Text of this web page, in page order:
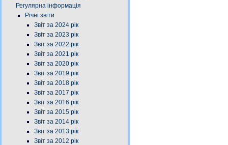
Регулярна інформація
Річні звіти
Звіт за 2024 рік
Звіт за 2023 рік
Звіт за 2022 рік
Звіт за 2021 рік
Звіт за 2020 рік
Звіт за 2019 рік
Звіт за 2018 рік
Звіт за 2017 рік
Звіт за 2016 рік
Звіт за 2015 рік
Звіт за 2014 рік
Звіт за 2013 рік
Звіт за 2012 рік